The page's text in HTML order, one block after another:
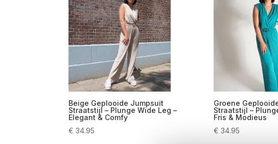
Beige Geplooide Jumpsuit
Straatstijl – Plunge Wide Leg –
Elegant & Comfy
€ 34.95
Groene
Straatstijl –
Fris & Modieus
€ 34.95